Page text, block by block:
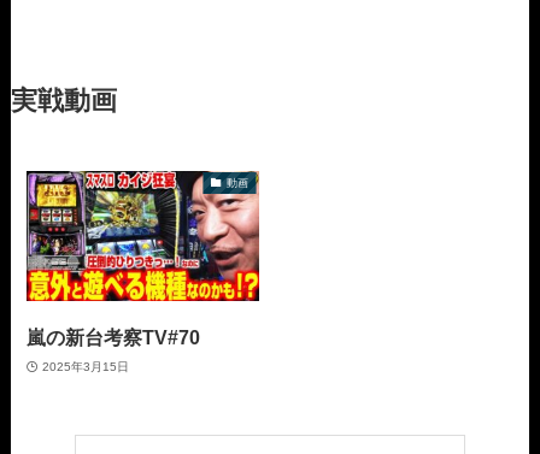
実戦動画
動画
嵐の新台考察TV#70
2025年3月15日